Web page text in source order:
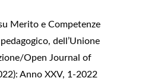
Merito e Competenze
dell’Unione
Open Journal of
Anno XXV, 1-2022